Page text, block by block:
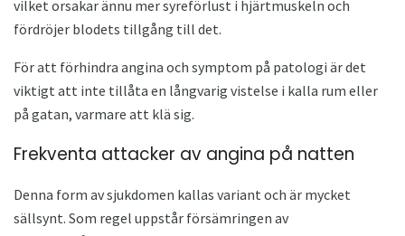
vilket orsakar ännu mer syreförlust i hjärtmuskeln och
fördröjer blodets tillgång till det.
För att förhindra angina och symptom på patologi är det
viktigt att inte tillåta en långvarig vistelse i kalla rum eller
på gatan, varmare att klä sig.
Frekventa attacker av angina på natten
Denna form av sjukdomen kallas variant och är mycket
sällsynt. Som regel uppstår försämringen av